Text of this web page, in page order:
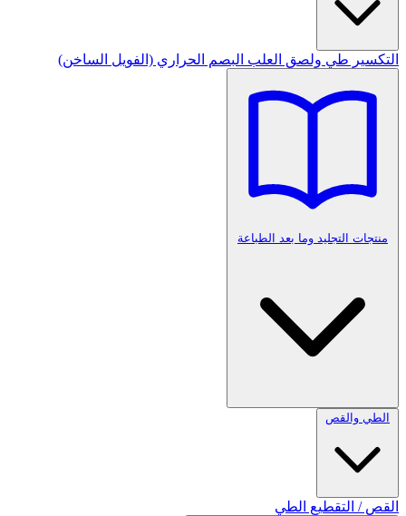
التكسير طي ولصق العلب البصم الحراري (الفويل الساخن)
منتجات التجليد وما بعد الطباعة
الطي والقص
القص / التقطيع الطي